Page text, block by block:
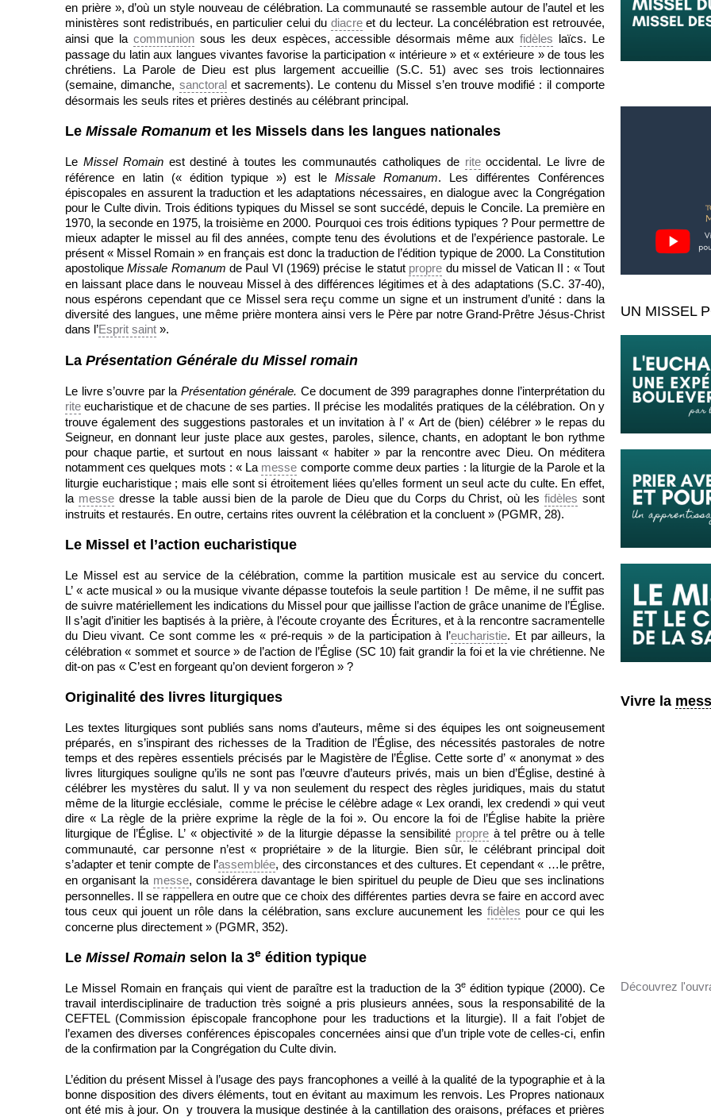
en prière », d’où un style nouveau de célébration. La communauté se rassemble autour de l’autel et les
ministères sont redistribués, en particulier celui du diacreet du lecteur. La concélébration est retrouvée,
ainsi que la communionsous les deux espèces, accessible désormais même auxfidèles laïcs. Le
passage du latin aux langues vivantes favorise la participation « intérieure » et « extérieure » de tous les
chrétiens. La Parole de Dieu est plus largement accueillie (S.C. 51) avec ses trois lectionnaires
(semaine, dimanche, sanctoralet sacrements). Le contenu du Missel s’en trouve modifié : il comporte
désormais les seuls rites et prières destinés au célébrant principal.
Le Missale Romanum et les Missels dans les langues nationales
Le Missel Romainest destiné à toutes les communautés catholiques de riteoccidental. Le livre de
référence en latin (« édition typique ») est le Missale Romanum. Les différentes Conférences
épiscopales en assurent la traduction et les adaptations nécessaires, en dialogue avec la Congrégation
pour le Culte divin. Trois éditions typiques du Missel se sont succédé, depuis le Concile. La première en
1970, la seconde en 1975, la troisième en 2000. Pourquoi ces trois éditions typiques ? Pour permettre de
mieux adapter le missel au fil des années, compte tenu des évolutions et de l’expérience pastorale. Le
présent « Missel Romain » en français est donc la traduction de l’édition typique de 2000. La Constitution
apostoliqueMissale Romanum de Paul VI (1969) précise le statut propre du missel de Vatican II : « Tout
en laissant place dans le nouveau Missel à des différences légitimes et à des adaptations (S.C. 37-40),
nous espérons cependant que ce Missel sera reçu comme un signe et un instrument d’unité : dans la
diversité des langues, une même prière montera ainsi vers le Père par notre Grand-Prêtre Jésus-Christ
dans l’Esprit saint ».
La Présentation Générale du Missel romain
Le livre s’ouvre par la Présentation générale. Ce document de 399 paragraphes donne l’interprétation du
rite eucharistique et de chacune de ses parties. Il précise les modalités pratiques de la célébration. On y
trouve également des suggestions pastorales et un invitation à l’ « Art de (bien) célébrer » le repas du
Seigneur, en donnant leur juste place aux gestes, paroles, silence, chants, en adoptant le bon rythme
pour chaque partie, et surtout en nous laissant « habiter » par la rencontre avec Dieu. On méditera
notamment ces quelques mots : « La messe comporte comme deux parties : la liturgie de la Parole et la
liturgie eucharistique ; mais elle sont si étroitement liées qu’elles forment un seul acte du culte. En effet,
la messedresse la table aussi bien de la parole de Dieu que du Corps du Christ, où lesfidèles sont
instruits et restaurés. En outre, certains rites ouvrent la célébration et la concluent » (PGMR, 28).
Le Missel et l’action eucharistique
Le Missel est au service de la célébration, comme la partition musicale est au service du concert.
L’ « acte musical » ou la musique vivante dépasse toutefois la seule partition ! De même, il ne suffit pas
de suivre matériellement les indications du Missel pour que jaillisse l’action de grâce unanime de l’Église.
Il s’agit d’initier les baptisés à la prière, à l’écoute croyante des Écritures, et à la rencontre sacramentelle
du Dieu vivant. Ce sont comme les « pré-requis » de la participation à l’eucharistie. Et par ailleurs, la
célébration « sommet et source » de l’action de l’Église (SC 10) fait grandir la foi et la vie chrétienne. Ne
dit-on pas « C’est en forgeant qu’on devient forgeron » ?
Originalité des livres liturgiques
Les textes liturgiques sont publiés sans noms d’auteurs, même si des équipes les ont soigneusement
préparés, en s’inspirant des richesses de la Tradition de l’Église, des nécessités pastorales de notre
temps et des repères essentiels précisés par le Magistère de l’Église. Cette sorte d’ « anonymat » des
livres liturgiques souligne qu’ils ne sont pas l’œuvre d’auteurs privés, mais un bien d’Église, destiné à
célébrer les mystères du salut. Il y va non seulement du respect des règles juridiques, mais du statut
même de la liturgie ecclésiale, comme le précise le célèbre adage « Lex orandi, lex credendi » qui veut
dire « La règle de la prière exprime la règle de la foi ». Ou encore la foi de l’Église habite la prière
liturgique de l’Église. L’ « objectivité » de la liturgie dépasse la sensibilité propreà tel prêtre ou à telle
communauté, car personne n’est « propriétaire » de la liturgie. Bien sûr, le célébrant principal doit
s’adapter et tenir compte de l’assemblée, des circonstances et des cultures. Et cependant « …le prêtre,
en organisant la messe, considérera davantage le bien spirituel du peuple de Dieu que ses inclinations
personnelles. Il se rappellera en outre que ce choix des différentes parties devra se faire en accord avec
tous ceux qui jouent un rôle dans la célébration, sans exclure aucunement les fidèles pour ce qui les
concerne plus directement » (PGMR, 352).
Le Missel Romain selon la 3e édition typique
Le Missel Romain en français qui vient de paraître est la traduction de la 3eédition typique (2000). Ce
travail interdisciplinaire de traduction très soigné a pris plusieurs années, sous la responsabilité de la
CEFTEL (Commission épiscopale francophone pour les traductions et la liturgie). Il a fait l’objet de
l’examen des diverses conférences épiscopales concernées ainsi que d’un triple vote de celles-ci, enfin
de la confirmation par la Congrégation du Culte divin.
L’édition du présent Missel à l’usage des pays francophones a veillé à la qualité de la typographie et à la
bonne disposition des divers éléments, tout en évitant au maximum les renvois. Les Propres nationaux
ont été mis à jour. On y trouvera la musique destinée à la cantillation des oraisons, préfaces et prières
UN MISSEL
Vivre la
Découvrez